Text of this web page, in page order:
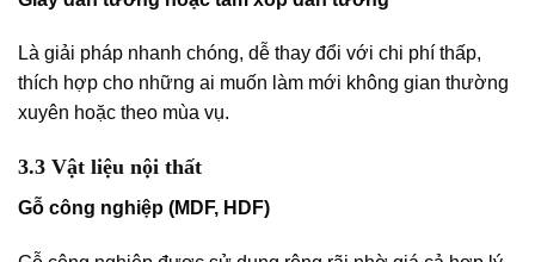
Là giải pháp nhanh chóng, dễ thay đổi với chi phí thấp,
thích hợp cho những ai muốn làm mới không gian thường
xuyên hoặc theo mùa vụ.
3.3 Vật liệu nội thất
Gỗ công nghiệp (MDF, HDF)